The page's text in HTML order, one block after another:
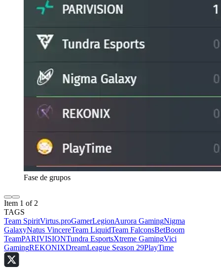
Fase de grupos
Item 1 of 2
TAGS
Team SpiritVirtus.proGamerLegionAurora GamingNigma
GalaxyNatus VincereTeam LiquidTeam FalconsBetBoom
TeamPARIVISIONTundra EsportsXtreme GamingVici
GamingREKONIXDreamLeague Season 29PlayTime